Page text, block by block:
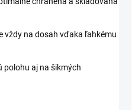
vždy na dosah vďaka ľahkému
polohu aj na šikmých